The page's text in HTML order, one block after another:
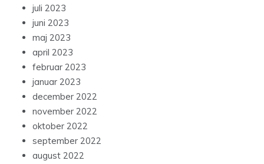
juli 2023
juni 2023
maj 2023
april 2023
februar 2023
januar 2023
december 2022
november 2022
oktober 2022
september 2022
august 2022